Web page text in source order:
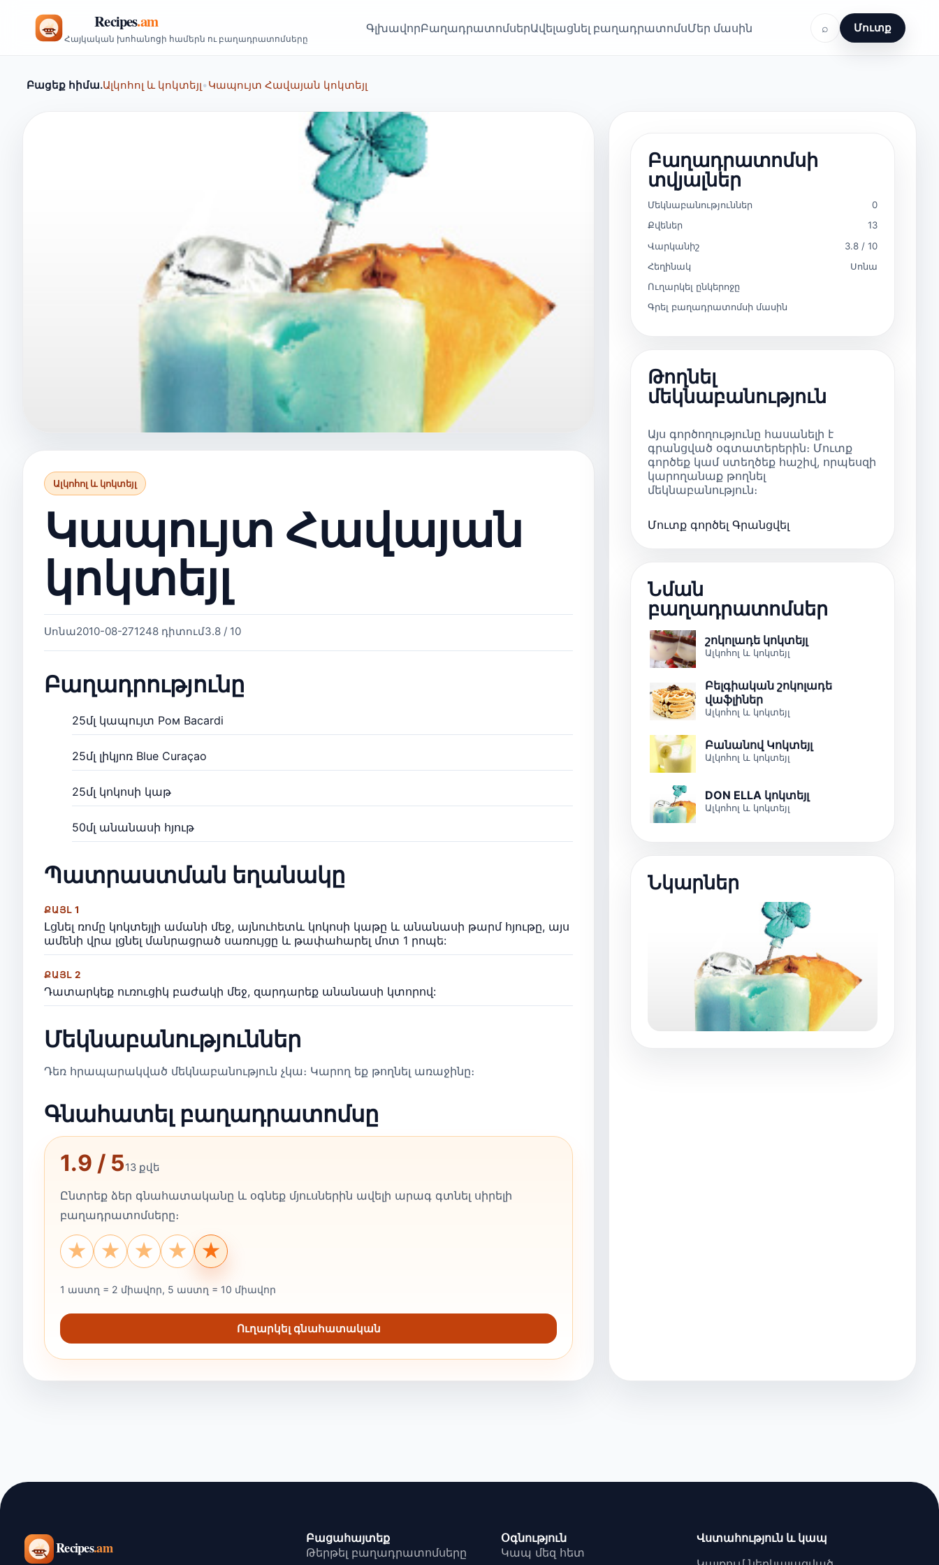
Հայկական խոհանոցի համերն ու բաղադրատոմսերը
ԳլխավորԲաղադրատոմսերԱվելացնել բաղադրատոմսՄեր մասին ⌕ Մուտք
Բացեք հիմա.Ալկոհոլ և կոկտեյլ•Կապույտ Հավայան կոկտեյլ
Ալկոհոլ և կոկտեյլ
Կապույտ Հավայան
կոկտեյլ
Սոնա2010-08-271248 դիտում3.8 / 10
Բաղադրությունը
25մլ կապույտ Ром Bacardi
25մլ լիկյոռ Blue Curaçao
25մլ կոկոսի կաթ
50մլ անանասի հյութ
Պատրաստման եղանակը
ՔԱՅԼ 1
Լցնել ռոմը կոկտեյլի ամանի մեջ, այնուհետև կոկոսի կաթը և անանասի թարմ հյութը, այս
ամենի վրա լցնել մանրացրած սառույցը և թափահարել մոտ 1 րոպե:
ՔԱՅԼ 2
Դատարկեք ուռուցիկ բաժակի մեջ, զարդարեք անանասի կտորով:
Մեկնաբանություններ
Դեռ հրապարակված մեկնաբանություն չկա։ Կարող եք թողնել առաջինը։
Գնահատել բաղադրատոմսը
1.9 / 513 քվե
Ընտրեք ձեր գնահատականը և օգնեք մյուսներին ավելի արագ գտնել սիրելի
բաղադրատոմսերը։
★
★
★
★
★
1 աստղ = 2 միավոր, 5 աստղ = 10 միավոր
Ուղարկել գնահատական
Բաղադրատոմսի
տվյալներ
Մեկնաբանություններ
0
Քվեներ
13
Վարկանիշ
3.8 / 10
Հեղինակ
Սոնա
Ուղարկել ընկերոջը
Գրել բաղադրատոմսի մասին
Թողնել
մեկնաբանություն
Այս գործողությունը հասանելի է
գրանցված օգտատերերին։ Մուտք
գործեք կամ ստեղծեք հաշիվ, որպեսզի
կարողանաք թողնել
մեկնաբանություն։
Մուտք գործել Գրանցվել
Նման
բաղադրատոմսեր
շոկոլադե կոկտեյլ
Ալկոհոլ և կոկտեյլ
Բելգիական շոկոլադե
վաֆլիներ
Ալկոհոլ և կոկտեյլ
Բանանով Կոկտեյլ
Ալկոհոլ և կոկտեյլ
DON ELLA կոկտեյլ
Ալկոհոլ և կոկտեյլ
Նկարներ
Բացահայտեք
Թերթել բաղադրատոմսերը
Օգնություն
Կապ մեզ հետ
Վստահություն և կապ